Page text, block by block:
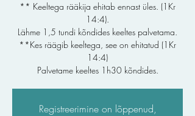
** Keeltega rääkija ehitab ennast üles. (1Kr
14:4).
Lähme 1,5 tundi kõndides keeltes palvetama.
**Kes räägib keeltega, see on ehitatud (1Kr
14:4)
Registreerimine on lõppenud,